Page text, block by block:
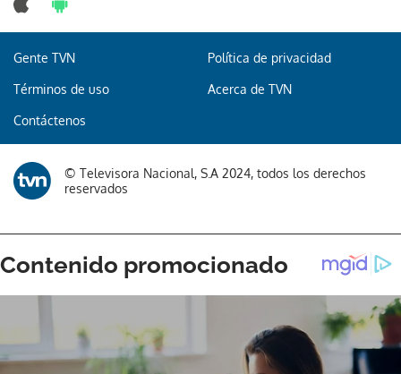
Gente TVN Política de privacidad
Términos de uso Acerca de TVN
Contáctenos
© Televisora Nacional, S.A 2024, todos los derechos
reservados